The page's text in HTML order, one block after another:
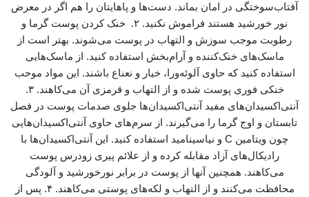
آفتاب‌سوختگی در امان بماند. دست‌ها و پاهایتان را هم اگر در معرض
نور خورشید هستند فراموش نکنید. ۲. خنک کردن پوست گرما و
رطوبت موجب سوزش و التهاب در پوست می‌شوند. بهتر است از
ماسک‌های خنک‌کننده و آرام‌بخش استفاده کنید. از ماسک‌هایی
استفاده کنید که حاوی آلوئه‌ورا، خیار و نعناع باشند. این مواد موحب
خنکی فوری پوست شده و از التهاب و قرمزی آن می‌کاهند. ۳.
آنتی‌اکسیدان‌های مفید آنتی‌اکسیدان‌ها جلوی صدمات پوست در فصل
تابستان و اوج گرما را می‌گیرند. از سرم‌های حاوی آنتی‌اکسیدان‌هایی
چون ویتامین C و نیاسینامید استفاده کنید. این آنتی‌اکسیدان‌ها با
رادیکال‌های آزاد مقابله کرده و از علائم پیری زودرس پوست
می‌کاهند. همچنین آنها از پوست در برابر نورخورشید و آلودگی
محافظت می‌کنند و از التهاب و لکه‌های پوستی می‌کاهند. ۴. پس از